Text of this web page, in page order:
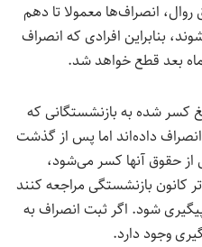
انصراف‌ها معمولا تا دهم
بنابراین افرادی که انصراف
ماه بعد قطع خواهد شد.
کسر شده به بازنشستگانی که
داده‌اند اما پس از گذشت
حقوق آنها کسر می‌شود،
کانون بازنشستگی مراجعه کنند
شود. اگر ثبت انصراف به
وجود دارد.